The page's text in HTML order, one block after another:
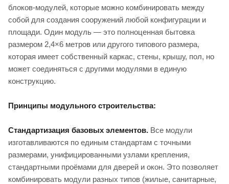
блоков-модулей, которые можно комбинировать между
собой для создания сооружений любой конфигурации и
площади. Один модуль — это полноценная бытовка
размером 2,4×6 метров или другого типового размера,
которая имеет собственный каркас, стены, крышу, пол, но
может соединяться с другими модулями в единую
конструкцию.
Принципы модульного строительства:
Стандартизация базовых элементов. Все модули
изготавливаются по единым стандартам с точными
размерами, унифицированными узлами крепления,
стандартными проёмами для дверей и окон. Это позволяет
комбинировать модули разных типов (жилые, санитарные,